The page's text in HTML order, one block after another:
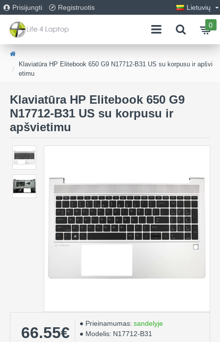
Prisijungti Registruotis Lietuvių
0
Klaviatūra HP Elitebook 650 G9 N17712-B31 US su korpusu ir apšvi
etimu
Klaviatūra HP Elitebook 650 G9
N17712-B31 US su korpusu ir
apšvietimu
66.55€
Prieinamumas: sandelyje
Modelis: N17712-B31